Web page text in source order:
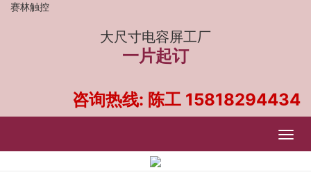
赛林触控
大尺寸电容屏工厂
一片起订
咨询热线: 陈工 15818294434